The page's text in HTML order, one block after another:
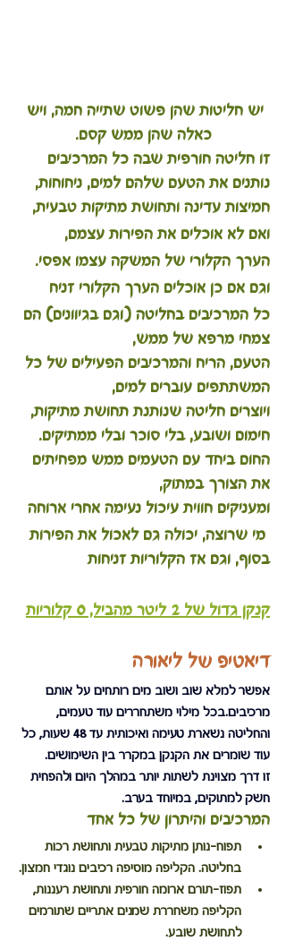
יש חליטות שהן פשוט שתייה חמה, ויש
כאלה שהן ממש קסם.
זו חליטה חורפית שבה כל המרכיבים
נותנים את הטעם שלהם למים, ניחוחות,
חמיצות עדינה ותחושת מתיקות טבעית,
ואם לא אוכלים את הפירות עצמם,
הערך הקלורי של המשקה עצמו אפסי.
וגם אם כן אוכלים הערך הקלורי זניח
כל המרכיבים בחליטה (וגם בגיוונים) הם
צמחי מרפא של ממש,
הטעם, הריח והמרכיבים הפעילים של כל
המשתתפים עוברים למים,
ויוצרים חליטה שנותנת תחושת מתיקות,
חימום ושובע, בלי סוכר ובלי ממתיקים.
החום ביחד עם הטעמים ממש מפחיתים
את הצורך במתוק,
ומעניקים חווית עיכול נעימה אחרי ארוחה
מי שרוצה, יכולה גם לאכול את הפירות
בסוף, וגם אז הקלוריות זניחות
קנקן גדול של 2 ליטר מהביל, 0 קלוריות
דיאטיפ של ליאורה
אפשר למלא שוב ושוב מים רותחים על אותם
מרכיבים.בכל מילוי משתחררים עוד טעמים,
והחליטה נשארת טעימה ואיכותית עד 48 שעות, כל
עוד שומרים את הקנקן במקרר בין השימושים.
זו דרך מצוינת לשתות יותר במהלך היום ולהפחית
חשק למתוקים, במיוחד בערב.
המרכיבים והיתרון של כל אחד
תפוח-נותן מתיקות טבעית ותחושת רכות
בחליטה. הקליפה מוסיפה רכיבים נוגדי חמצון.
תפוז-תורם ארומה חורפית ותחושת רעננות,
הקליפה משחררת שמנים אתריים שתורמים
לתחושת שובע.